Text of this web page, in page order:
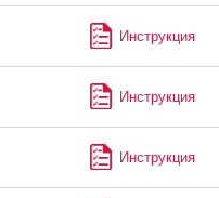
Инструкция
Инструкция
Инструкция